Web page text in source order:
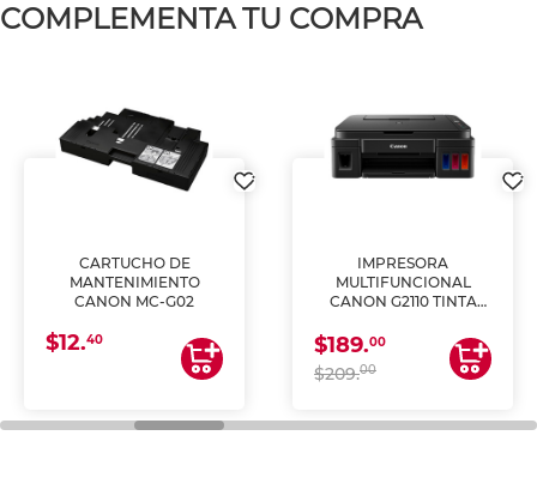
COMPLEMENTA TU COMPRA
CARTUCHO DE
MANTENIMIENTO
CANON MC-G02
$12.40
IMPRESORA
MULTIFUNCIONAL
CANON G2110 TINTA
$189.00
$209.00